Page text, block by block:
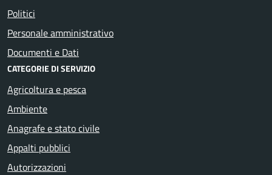
Politici
Personale amministrativo
Documenti e Dati
CATEGORIE DI SERVIZIO
Agricoltura e pesca
Ambiente
Anagrafe e stato civile
Appalti pubblici
Autorizzazioni